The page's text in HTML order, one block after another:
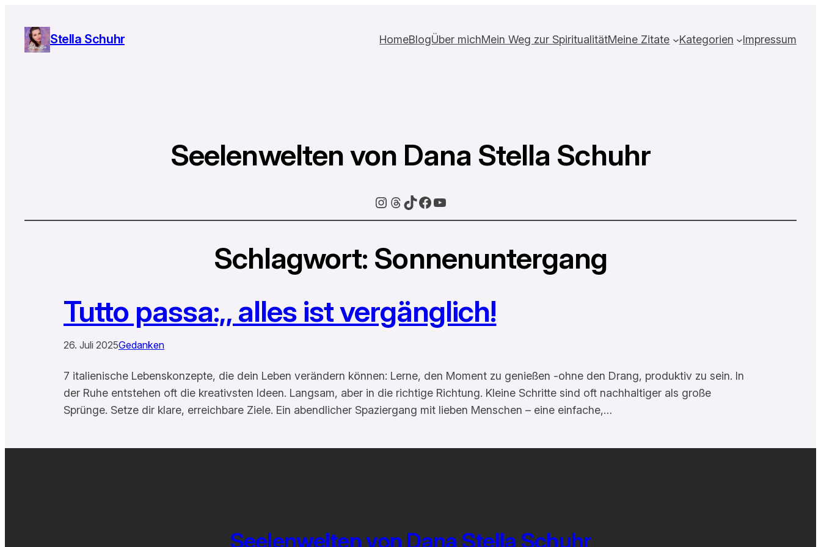
Stella Schuhr HomeBlogÜber michMein Weg zur SpiritualitätMeine Zitate Kategorien Impressum
Seelenwelten von Dana Stella Schuhr
Instagram
Threads
TikTok
Facebook
YouTube
Schlagwort: Sonnenuntergang
Tutto passa:,, alles ist vergänglich!
26. Juli 2025Gedanken
7 italienische Lebenskonzepte, die dein Leben verändern können: Lerne, den Moment zu genießen -ohne den Drang, produktiv zu sein. In
der Ruhe entstehen oft die kreativsten Ideen. Langsam, aber in die richtige Richtung. Kleine Schritte sind oft nachhaltiger als große
Sprünge. Setze dir klare, erreichbare Ziele. Ein abendlicher Spaziergang mit lieben Menschen – eine einfache,…
Seelenwelten von Dana Stella Schuhr